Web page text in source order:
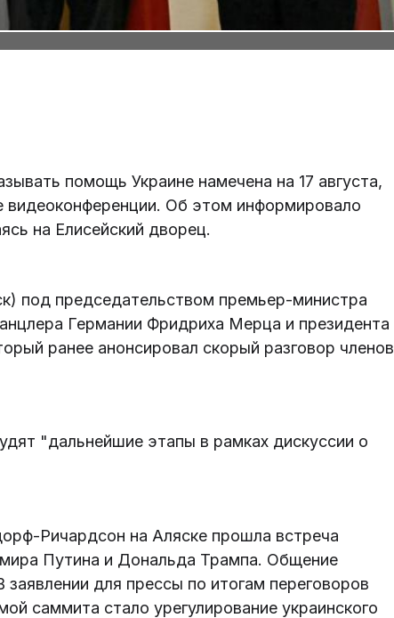
помощь Украине намечена на 17 августа,
видеоконференции. Об этом информировало
на Елисейский дворец.
под председательством премьер-министра
Германии Фридриха Мерца и президента
ранее анонсировал скорый разговор членов
"дальнейшие этапы в рамках дискуссии о
Ричардсон на Аляске прошла встреча
Путина и Дональда Трампа. Общение
для прессы по итогам переговоров
саммита стало урегулирование украинского